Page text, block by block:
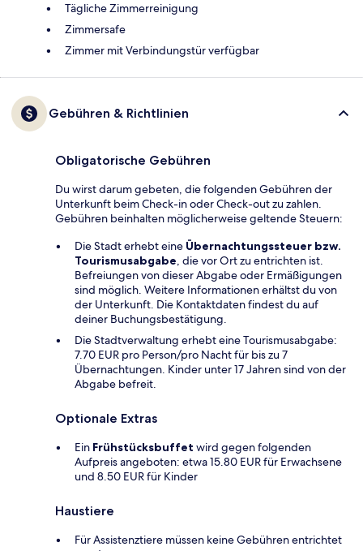
Tägliche Zimmerreinigung
Zimmersafe
Zimmer mit Verbindungstür verfügbar
Gebühren & Richtlinien
Obligatorische Gebühren
Du wirst darum gebeten, die folgenden Gebühren der
Unterkunft beim Check-in oder Check-out zu zahlen.
Gebühren beinhalten möglicherweise geltende Steuern:
Die Stadt erhebt eine Übernachtungssteuer bzw.
Tourismusabgabe, die vor Ort zu entrichten ist.
Befreiungen von dieser Abgabe oder Ermäßigungen
sind möglich. Weitere Informationen erhältst du von
der Unterkunft. Die Kontaktdaten findest du auf
deiner Buchungsbestätigung.
Die Stadtverwaltung erhebt eine Tourismusabgabe:
7.70 EUR pro Person/pro Nacht für bis zu 7
Übernachtungen. Kinder unter 17 Jahren sind von der
Abgabe befreit.
Optionale Extras
Ein Frühstücksbuffet wird gegen folgenden
Aufpreis angeboten: etwa 15.80 EUR für Erwachsene
und 8.50 EUR für Kinder
Haustiere
Für Assistenztiere müssen keine Gebühren entrichtet